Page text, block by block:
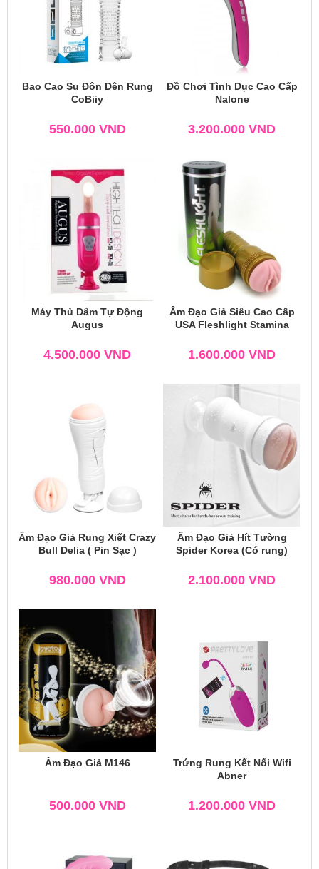
Bao Cao Su Đôn Dên Rung
CoBiiy
550.000 VND
Đồ Chơi Tình Dục Cao Cấp
Nalone
3.200.000 VND
Máy Thủ Dâm Tự Động
Augus
4.500.000 VND
Âm Đạo Giả Siêu Cao Cấp
USA Fleshlight Stamina
1.600.000 VND
Âm Đạo Giả Rung Xiết Crazy
Bull Delia ( Pin Sạc )
980.000 VND
Âm Đạo Giả Hít Tường
Spider Korea (Có rung)
2.100.000 VND
Âm Đạo Giả M146
500.000 VND
Trứng Rung Kết Nối Wifi
Abner
1.200.000 VND